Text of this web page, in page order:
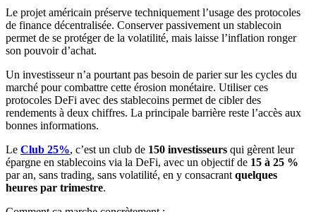
Le projet américain préserve techniquement l’usage des protocoles
de finance décentralisée. Conserver passivement un stablecoin
permet de se protéger de la volatilité, mais laisse l’inflation ronger
son pouvoir d’achat.
Un investisseur n’a pourtant pas besoin de parier sur les cycles du
marché pour combattre cette érosion monétaire. Utiliser ces
protocoles DeFi avec des stablecoins permet de cibler des
rendements à deux chiffres. La principale barrière reste l’accès aux
bonnes informations.
Le Club 25%, c’est un club de 150 investisseurs qui gèrent leur
épargne en stablecoins via la DeFi, avec un objectif de 15 à 25 %
par an, sans trading, sans volatilité, en y consacrant quelques
heures par trimestre.